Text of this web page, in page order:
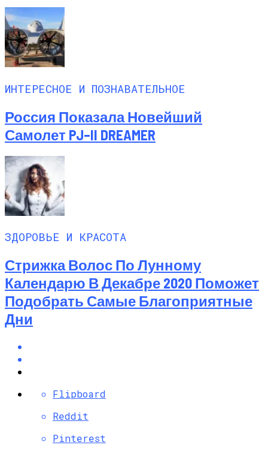
ИНТЕРЕСНОЕ И ПОЗНАВАТЕЛЬНОЕ
Россия Показала Новейший
Самолет PJ–II DREAMER
ЗДОРОВЬЕ И КРАСОТА
Стрижка Волос По Лунному
Календарю В Декабре 2020 Поможет
Подобрать Самые Благоприятные
Дни
Flipboard
Reddit
Pinterest